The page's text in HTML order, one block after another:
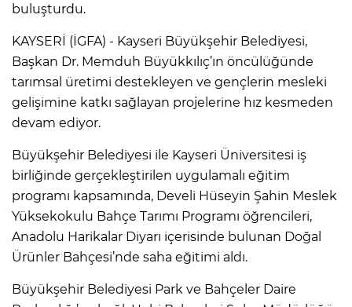
buluşturdu.
KAYSERİ (İGFA) - Kayseri Büyükşehir Belediyesi,
Başkan Dr. Memduh Büyükkılıç’ın öncülüğünde
tarımsal üretimi destekleyen ve gençlerin mesleki
gelişimine katkı sağlayan projelerine hız kesmeden
devam ediyor.
Büyükşehir Belediyesi ile Kayseri Üniversitesi iş
birliğinde gerçekleştirilen uygulamalı eğitim
programı kapsamında, Develi Hüseyin Şahin Meslek
Yüksekokulu Bahçe Tarımı Programı öğrencileri,
Anadolu Harikalar Diyarı içerisinde bulunan Doğal
Ürünler Bahçesi’nde saha eğitimi aldı.
Büyükşehir Belediyesi Park ve Bahçeler Daire